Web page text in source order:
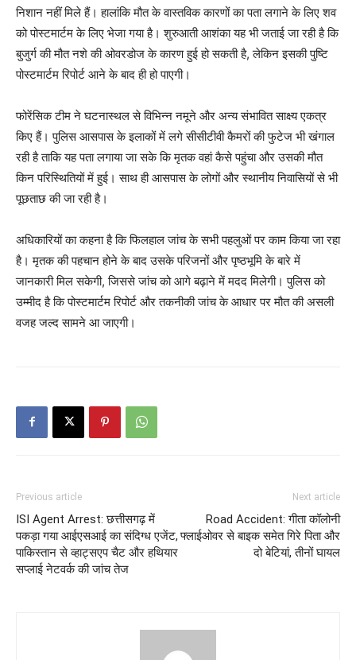
निशान नहीं मिले हैं। हालांकि मौत के वास्तविक कारणों का पता लगाने के लिए शव
को पोस्टमार्टम के लिए भेजा गया है। शुरुआती आशंका यह भी जताई जा रही है कि
बुजुर्ग की मौत नशे की ओवरडोज के कारण हुई हो सकती है, लेकिन इसकी पुष्टि
पोस्टमार्टम रिपोर्ट आने के बाद ही हो पाएगी।
फोरेंसिक टीम ने घटनास्थल से विभिन्न नमूने और अन्य संभावित साक्ष्य एकत्र
किए हैं। पुलिस आसपास के इलाकों में लगे सीसीटीवी कैमरों की फुटेज भी खंगाल
रही है ताकि यह पता लगाया जा सके कि मृतक वहां कैसे पहुंचा और उसकी मौत
किन परिस्थितियों में हुई। साथ ही आसपास के लोगों और स्थानीय निवासियों से भी
पूछताछ की जा रही है।
अधिकारियों का कहना है कि फिलहाल जांच के सभी पहलुओं पर काम किया जा रहा
है। मृतक की पहचान होने के बाद उसके परिजनों और पृष्ठभूमि के बारे में
जानकारी मिल सकेगी, जिससे जांच को आगे बढ़ाने में मदद मिलेगी। पुलिस को
उम्मीद है कि पोस्टमार्टम रिपोर्ट और तकनीकी जांच के आधार पर मौत की असली
वजह जल्द सामने आ जाएगी।
Previous article
ISI Agent Arrest: छत्तीसगढ़ में
पकड़ा गया आईएसआई का संदिग्ध एजेंट,
पाकिस्तान से व्हाट्सएप चैट और हथियार
सप्लाई नेटवर्क की जांच तेज
Next article
Road Accident: गीता कॉलोनी
फ्लाईओवर से बाइक समेत गिरे पिता और
दो बेटियां, तीनों घायल